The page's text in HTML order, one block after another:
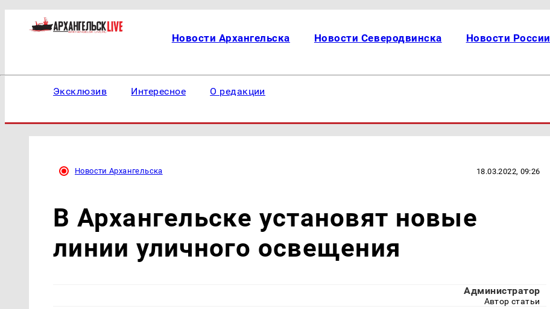
Новости Архангельска Новости Северодвинска Новости России
Эксклюзив Интересное О редакции
Новости Архангельска 18.03.2022, 09:26
В Архангельске установят новые
линии уличного освещения
Администратор
Автор статьи